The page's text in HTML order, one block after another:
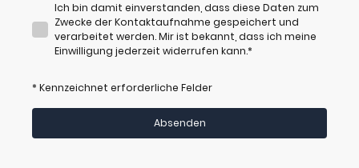
Ich bin damit einverstanden, dass diese Daten zum
Zwecke der Kontaktaufnahme gespeichert und
verarbeitet werden. Mir ist bekannt, dass ich meine
Einwilligung jederzeit widerrufen kann.*
* Kennzeichnet erforderliche Felder
Absenden